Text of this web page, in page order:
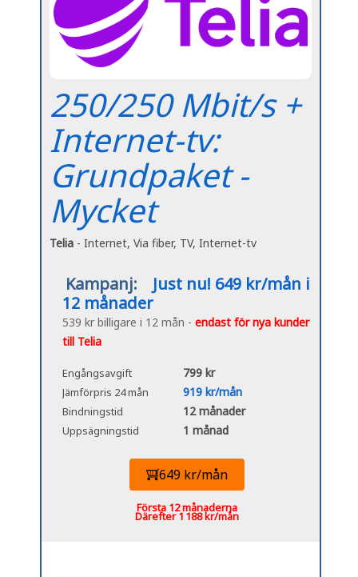
250/250 Mbit/s +
Internet-tv:
Grundpaket -
Mycket
Telia - Internet, Via fiber, TV, Internet-tv
Kampanj:
Just nu! 649 kr/mån i
12 månader
539 kr billigare i 12 mån - endast för nya kunder
till Telia
Engångsavgift 799 kr
Jämförpris 24 mån 919 kr/mån
Bindningstid 12 månader
Uppsägningstid 1 månad
649 kr/mån
Första 12 månaderna
Därefter 1 188 kr/mån